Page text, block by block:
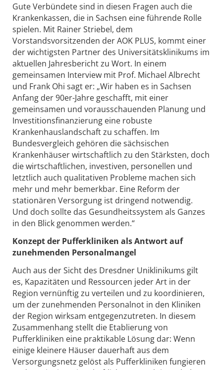
Gute Verbündete sind in diesen Fragen auch die
Krankenkassen, die in Sachsen eine führende Rolle
spielen. Mit Rainer Striebel, dem
Vorstandsvorsitzenden der AOK PLUS, kommt einer
der wichtigsten Partner des Universitätsklinikums im
aktuellen Jahresbericht zu Wort. In einem
gemeinsamen Interview mit Prof. Michael Albrecht
und Frank Ohi sagt er: „Wir haben es in Sachsen
Anfang der 90er-Jahre geschafft, mit einer
gemeinsamen und vorausschauenden Planung und
Investitionsfinanzierung eine robuste
Krankenhauslandschaft zu schaffen. Im
Bundesvergleich gehören die sächsischen
Krankenhäuser wirtschaftlich zu den Stärksten, doch
die wirtschaftlichen, investiven, personellen und
letztlich auch qualitativen Probleme machen sich
mehr und mehr bemerkbar. Eine Reform der
stationären Versorgung ist dringend notwendig.
Und doch sollte das Gesundheitssystem als Ganzes
in den Blick genommen werden.“
Konzept der Pufferkliniken als Antwort auf
zunehmenden Personalmangel
Auch aus der Sicht des Dresdner Uniklinikums gilt
es, Kapazitäten und Ressourcen jeder Art in der
Region vernünftig zu verteilen und zu koordinieren,
um der zunehmenden Personalnot in den Kliniken
der Region wirksam entgegenzutreten. In diesem
Zusammenhang stellt die Etablierung von
Pufferkliniken eine praktikable Lösung dar: Wenn
einige kleinere Häuser dauerhaft aus dem
Versorgungsnetz gelöst als Pufferkliniken fungieren